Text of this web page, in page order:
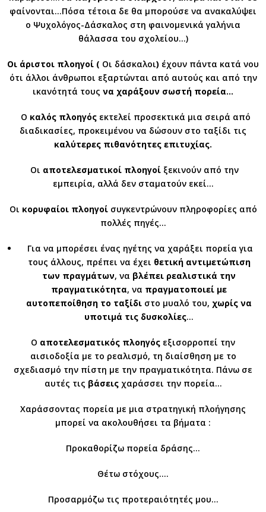
φαίνονται…Πόσα τέτοια δε θα μπορούσε να ανακαλύψει
ο Ψυχολόγος-Δάσκαλος στη φαινομενικά γαλήνια
θάλασσα του σχολείου…)
Οι άριστοι πλοηγοί ( Οι δάσκαλοι) έχουν πάντα κατά νου
ότι άλλοι άνθρωποι εξαρτώνται από αυτούς και από την
ικανότητά τους να χαράξουν σωστή πορεία…
Ο καλός πλοηγόςεκτελεί προσεκτικά μια σειρά από
διαδικασίες, προκειμένου να δώσουν στο ταξίδι τις
καλύτερες πιθανότητες επιτυχίας.
Οι αποτελεσματικοί πλοηγοίξεκινούν από την
εμπειρία, αλλά δεν σταματούν εκεί…
Οι κορυφαίοι πλοηγοίσυγκεντρώνουν πληροφορίες από
πολλές πηγές…
Για να μπορέσει ένας ηγέτης να χαράξει πορεία για
τους άλλους, πρέπει να έχει θετική αντιμετώπιση
των πραγμάτων, να βλέπει ρεαλιστικά την
πραγματικότητα, να πραγματοποιεί με
αυτοπεποίθηση το ταξίδι στο μυαλό του, χωρίς να
υποτιμά τις δυσκολίες…
Ο αποτελεσματικός πλοηγός εξισορροπεί την
αισιοδοξία με το ρεαλισμό, τη διαίσθηση με το
σχεδιασμό την πίστη με την πραγματικότητα. Πάνω σε
αυτές τις βάσειςχαράσσει την πορεία…
Χαράσσοντας πορεία με μια στρατηγική πλοήγησης
μπορεί να ακολουθήσει τα βήματα :
Προκαθορίζω πορεία δράσης…
Θέτω στόχους….
Προσαρμόζω τις προτεραιότητές μου…